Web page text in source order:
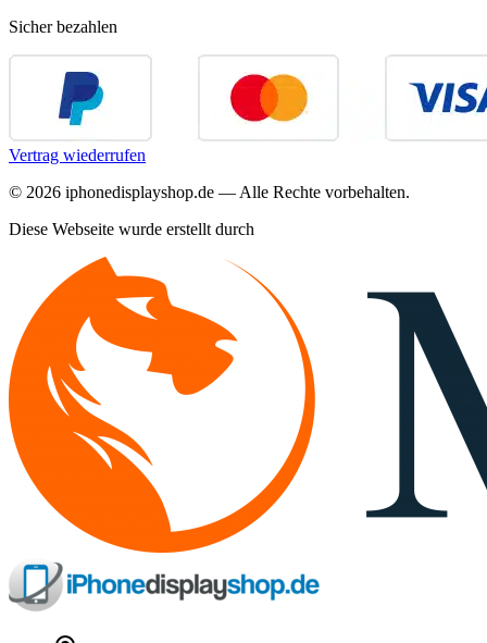
Sicher bezahlen
Vertrag wiederrufen
© 2026 iphonedisplayshop.de — Alle Rechte vorbehalten.
Diese Webseite wurde erstellt durch